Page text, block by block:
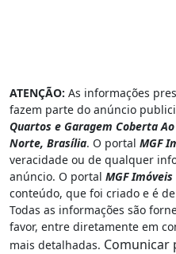
ATENÇÃO: As informações
fazem parte do anúncio
Quartos e Garagem Coberta
Norte, Brasília. O portal MGF
veracidade ou de qualquer
anúncio. O portal MGF Imóveis
conteúdo, que foi criado e é
Todas as informações são
favor, entre diretamente em
mais detalhadas. Comunicar